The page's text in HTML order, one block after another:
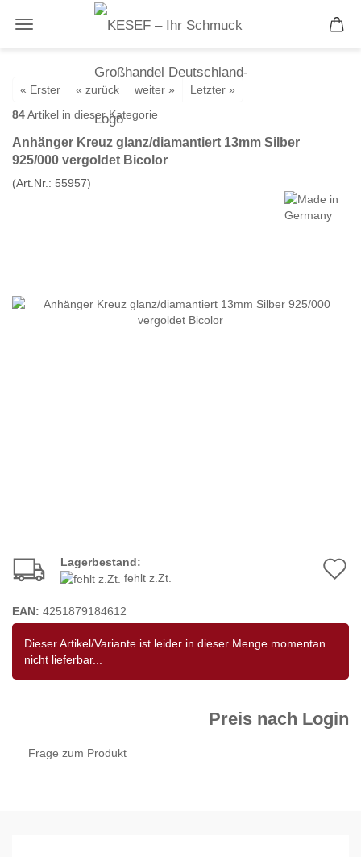
« Erster « zurück weiter »
Letzter »
84Artikel in dieser Kategorie
Anhänger Kreuz glanz/diamantiert 13mm Silber
925/000 vergoldet Bicolor
(Art.Nr.: 55957)
Lagerbestand:
fehlt z.Zt.
EAN: 4251879184612
Dieser Artikel/Variante ist leider in dieser Menge momentan
nicht lieferbar...
Preis nach Login
Frage zum Produkt